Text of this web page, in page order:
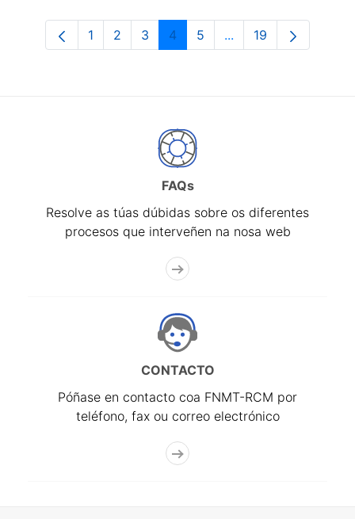
Páxina
1 Páxina
2 Páxina
3 Páxina
4 Páxina
5 ...Páxinas intermedias
Páxina
19
FAQs
Resolve as túas dúbidas sobre os diferentes
procesos que interveñen na nosa web
CONTACTO
Póñase en contacto coa FNMT-RCM por
teléfono, fax ou correo electrónico